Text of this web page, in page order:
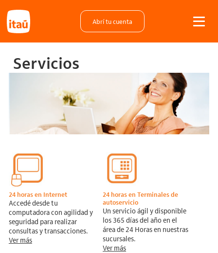
Abrí tu cuenta
Servicios
24 horas en Internet
Accedé desde tu
computadora con agilidad y
seguridad para realizar
consultas y transacciones.
Ver más
24 horas en Terminales de
autoservicio
Un servicio ágil y disponible
los 365 días del año en el
área de 24 Horas en nuestras
sucursales.
Ver más